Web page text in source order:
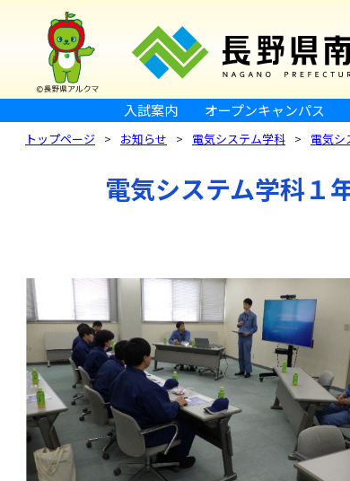
入試案内 オープンキャンパス
トップページ お知らせ 電気システム学科 電気シ
電気システム学科１